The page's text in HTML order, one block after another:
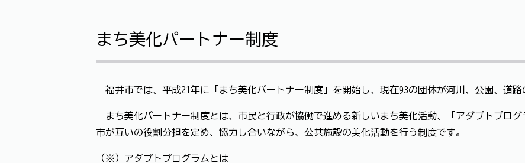
まち美化パートナー制度
福井市では、平成21年に「まち美化パートナー制度」を開始し、現在93の団体が河川、公園、道路
まち美化パートナー制度とは、市民と行政が協働で進める新しいまち美化活動、「アダプトプロ
市が互いの役割分担を定め、協力し合いながら、公共施設の美化活動を行う制度です。
（※）アダプトプログラムとは